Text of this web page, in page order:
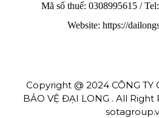
Mã số thuế: 0308995615 /
Website: https://
Copyright @ 2024 CÔNG TY
BẢO VỆ ĐẠI LONG . All